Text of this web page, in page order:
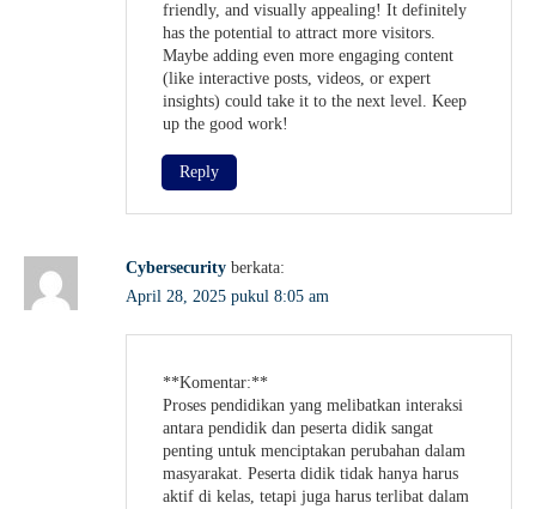
friendly, and visually appealing! It definitely
has the potential to attract more visitors.
Maybe adding even more engaging content
(like interactive posts, videos, or expert
insights) could take it to the next level. Keep
up the good work!
Reply
Cybersecurity berkata:
April 28, 2025 pukul 8:05 am
**Komentar:**
Proses pendidikan yang melibatkan interaksi
antara pendidik dan peserta didik sangat
penting untuk menciptakan perubahan dalam
masyarakat. Peserta didik tidak hanya harus
aktif di kelas, tetapi juga harus terlibat dalam